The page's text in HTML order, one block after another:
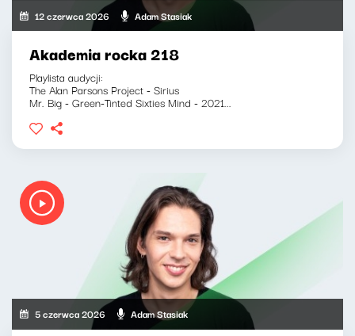
12 czerwca 2026 Adam Stasiak
Akademia rocka 218
Playlista audycji:
The Alan Parsons Project - Sirius
Mr. Big - Green-Tinted Sixties Mind - 2021...
5 czerwca 2026 Adam Stasiak